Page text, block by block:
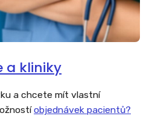
a kliniky
a chcete mít vlastní
objednávek pacientů?